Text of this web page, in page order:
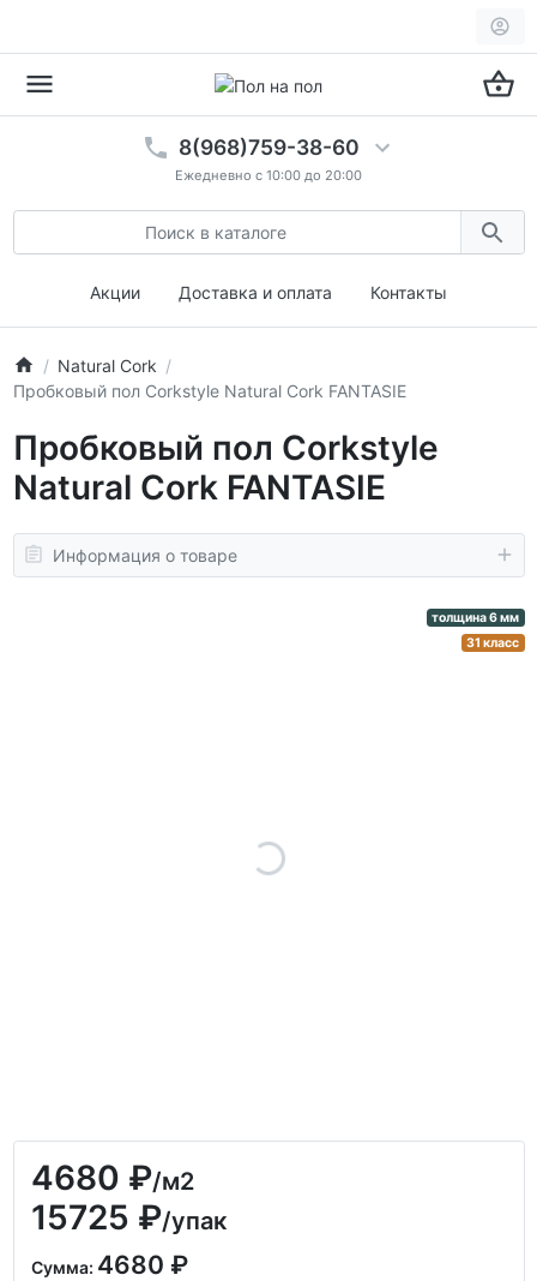
8(968)759-38-60
Ежедневно с 10:00 до 20:00
Акции Доставка и оплата Контакты
Natural Cork
Пробковый пол Corkstyle Natural Cork FANTASIE
Пробковый пол Corkstyle
Natural Cork FANTASIE
Информация о товаре
толщина 6 мм
31 класс
4680 ₽/м2
15725 ₽/упак
Сумма: 4680 ₽